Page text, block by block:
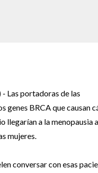
- Las portadoras de las
genes BRCA que causan
llegarían a la menopausia
mujeres.
conversar con esas